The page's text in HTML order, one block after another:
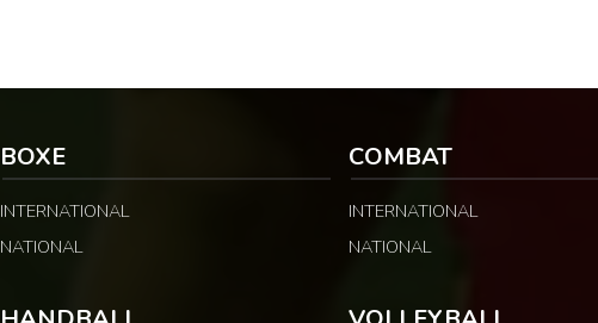
BOXE
INTERNATIONAL
NATIONAL
COMBAT
INTERNATIONAL
NATIONAL